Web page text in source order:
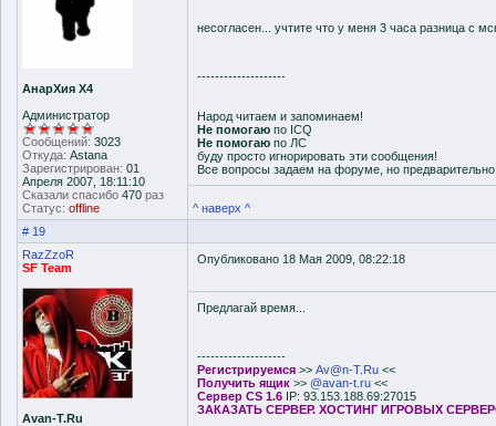
АнарХия Х4
Администратор
Сообщений: 3023
Откуда: Astana
Зарегистрирован: 01
Апреля 2007, 18:11:10
Сказали спасибо 470 раз
Статус: offline
несогласен... учтите что у меня 3 часа разница с
--------------------
Народ читаем и запоминаем!
Не помогаю по ICQ
Не помогаю по ЛС
буду просто игнорировать эти сообщения!
Все вопросы задаем на форуме, но
^ наверх ^
# 19
RazZzoR
SF Team
Avan-T.Ru
Опубликовано 18 Мая 2009, 08:22:18
Предлагай время...
--------------------
Регистрируемся >> Av@n-T.Ru <<
Получить ящик >> @avan-t.ru <<
Сервер CS 1.6 IP: 93.153.188.69:27015
ЗАКАЗАТЬ СЕРВЕР. ХОСТИНГ ИГРОВЫХ